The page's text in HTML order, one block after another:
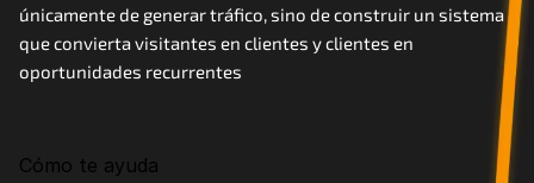
Contáctanos
Events
únicamente de generar tráfico, sino de construir un sistema
que convierta visitantes en clientes y clientes en
oportunidades recurrentes
Cómo te ayuda